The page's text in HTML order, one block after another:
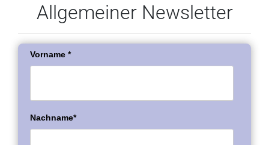
Allgemeiner Newsletter
Vorname *
Nachname*